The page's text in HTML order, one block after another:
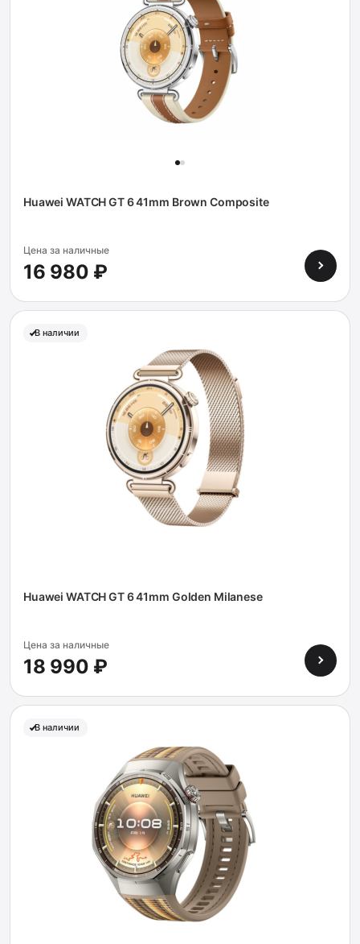
Huawei WATCH GT 6 41mm Brown Composite
Цена за наличные
16 980 ₽
В наличии
Huawei WATCH GT 6 41mm Golden Milanese
Цена за наличные
18 990 ₽
В наличии